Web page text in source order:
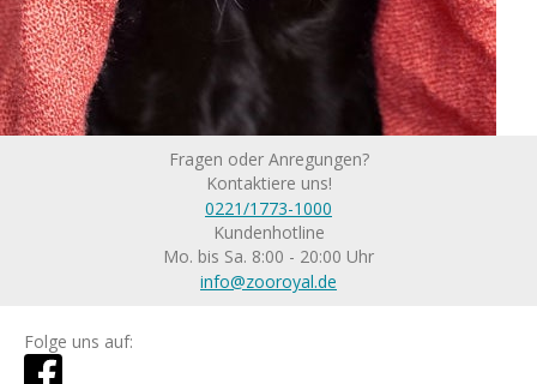
Fragen oder Anregungen?
Kontaktiere uns!
0221/1773-1000
Kundenhotline
Mo. bis Sa. 8:00 - 20:00 Uhr
info@zooroyal.de
Folge uns auf: